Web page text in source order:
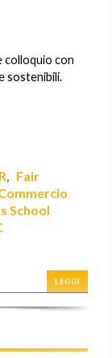
colloquio con
sostenibili.
, Fair
School
LEGGI